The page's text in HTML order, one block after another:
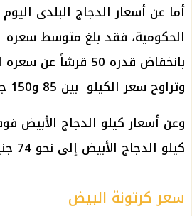
أما عن أسعار الدجاج البلدى
بانخفاض قدره 50 قرشاً عن سعره السابق.
وتراوح سعر الكيلو بين 85 و150 جنيها للمستهلك.
وعن أسعار كيلو الدجاج الأبيض
كيلو الدجاج الأبيض إلى نحو 74 جنيهاً.
سعر كرتونة البيض